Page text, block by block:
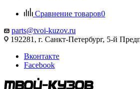
Сравнение товаров0
parts@tvoi-kuzov.ru
192281, г. Санкт-Петербург, 5-й
Вконтакте
Facebook